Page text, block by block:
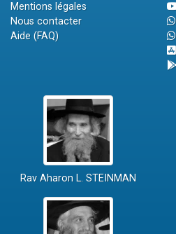
Mentions légales
Nous contacter
Aide (FAQ)
Rav Aharon L. STEINMAN